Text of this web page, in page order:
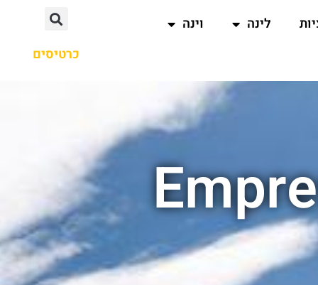
לינה
וינה
כרטיסים